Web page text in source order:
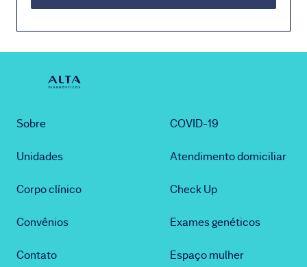
Sobre
Unidades
Corpo clínico
Convênios
Contato
COVID-19
Atendimento domiciliar
Check Up
Exames genéticos
Espaço mulher